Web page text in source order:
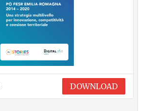
DOWNLOAD